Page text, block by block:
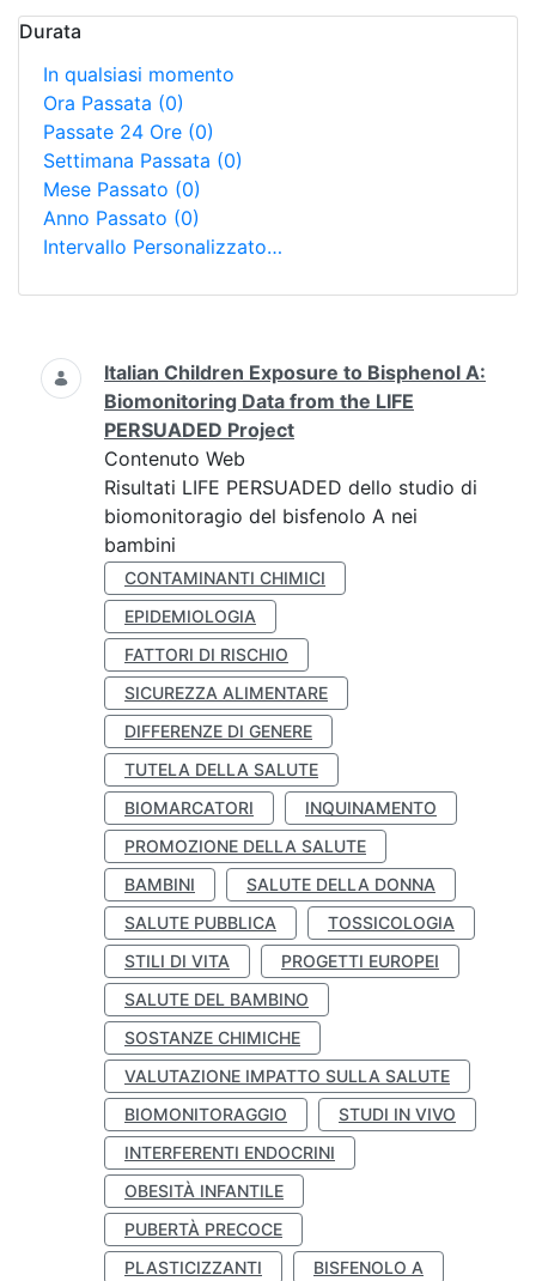
Durata
In qualsiasi momento
Ora Passata (0)
Passate 24 Ore (0)
Settimana Passata (0)
Mese Passato (0)
Anno Passato (0)
Intervallo Personalizzato…
Ricerca
Italian Children Exposure to Bisphenol A:
Biomonitoring Data from the LIFE
PERSUADED Project
Contenuto Web
Risultati LIFE PERSUADED dello studio di
biomonitoragio del bisfenolo A nei
bambini
CONTAMINANTI CHIMICI
EPIDEMIOLOGIA
FATTORI DI RISCHIO
SICUREZZA ALIMENTARE
DIFFERENZE DI GENERE
TUTELA DELLA SALUTE
BIOMARCATORI
INQUINAMENTO
PROMOZIONE DELLA SALUTE
BAMBINI
SALUTE DELLA DONNA
SALUTE PUBBLICA
TOSSICOLOGIA
STILI DI VITA
PROGETTI EUROPEI
SALUTE DEL BAMBINO
SOSTANZE CHIMICHE
VALUTAZIONE IMPATTO SULLA SALUTE
BIOMONITORAGGIO
STUDI IN VIVO
INTERFERENTI ENDOCRINI
OBESITÀ INFANTILE
PUBERTÀ PRECOCE
PLASTICIZZANTI
BISFENOLO A